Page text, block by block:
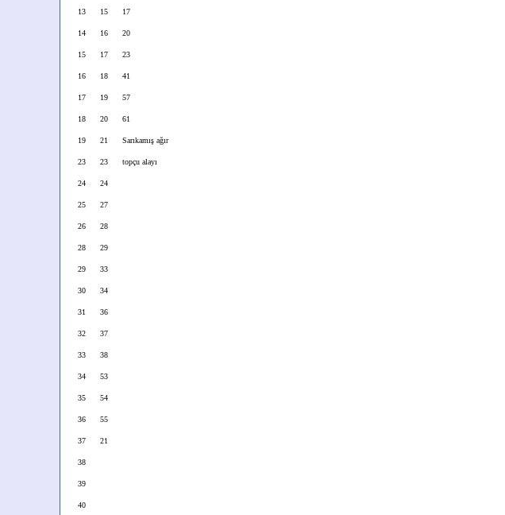
13 15 17
14 16 20
15 17 23
16 18 41
17 19 57
18 20 61
19 21 Sarıkamış ağır
23 23 topçu alayı
24 24
25 27
26 28
28 29
29 33
30 34
31 36
32 37
33 38
34 53
35 54
36 55
37 21
38
39
40